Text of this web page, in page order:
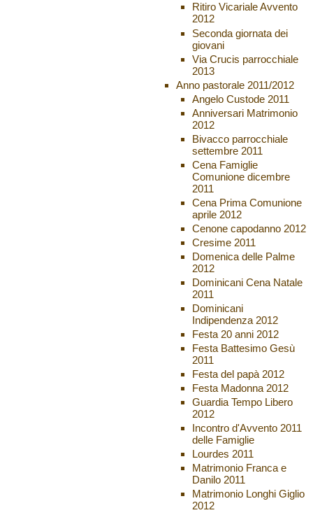
Ritiro Vicariale Avvento
2012
Seconda giornata dei
giovani
Via Crucis parrocchiale
2013
Anno pastorale 2011/2012
Angelo Custode 2011
Anniversari Matrimonio
2012
Bivacco parrocchiale
settembre 2011
Cena Famiglie
Comunione dicembre
2011
Cena Prima Comunione
aprile 2012
Cenone capodanno 2012
Cresime 2011
Domenica delle Palme
2012
Dominicani Cena Natale
2011
Dominicani
Indipendenza 2012
Festa 20 anni 2012
Festa Battesimo Gesù
2011
Festa del papà 2012
Festa Madonna 2012
Guardia Tempo Libero
2012
Incontro d'Avvento 2011
delle Famiglie
Lourdes 2011
Matrimonio Franca e
Danilo 2011
Matrimonio Longhi Giglio
2012